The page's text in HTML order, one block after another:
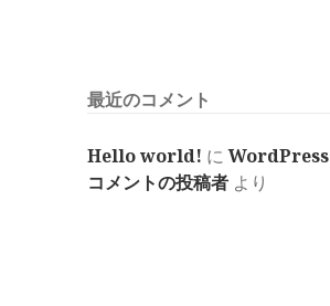
最近のコメント
Hello world! にWordPress
コメントの投稿者 より